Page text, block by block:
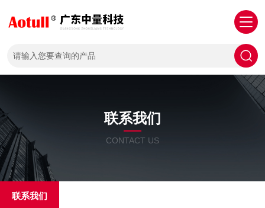
联系我们
CONTACT US
联系我们